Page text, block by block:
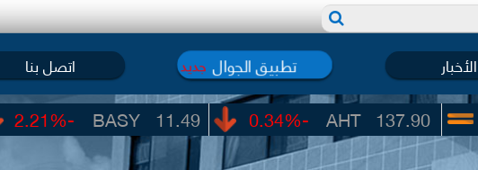
الأخبار تطبيق الجوال جديد اتصل بنا
11.49
BASY 137.90
AHT
-0.34% 0.00%